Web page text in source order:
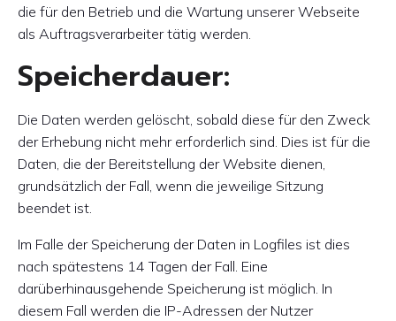
die für den Betrieb und die Wartung unserer Webseite
als Auftragsverarbeiter tätig werden.
Speicherdauer:
Die Daten werden gelöscht, sobald diese für den Zweck
der Erhebung nicht mehr erforderlich sind. Dies ist für die
Daten, die der Bereitstellung der Website dienen,
grundsätzlich der Fall, wenn die jeweilige Sitzung
beendet ist.
Im Falle der Speicherung der Daten in Logfiles ist dies
nach spätestens 14 Tagen der Fall. Eine
darüberhinausgehende Speicherung ist möglich. In
diesem Fall werden die IP-Adressen der Nutzer